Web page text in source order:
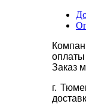
Заказ
г.